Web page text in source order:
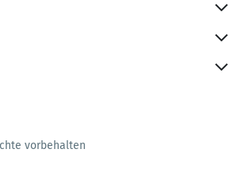
vorbehalten